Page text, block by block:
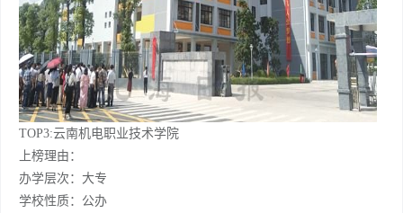
TOP3:云南机电职业技术学院
上榜理由：
办学层次：大专
学校性质：公办